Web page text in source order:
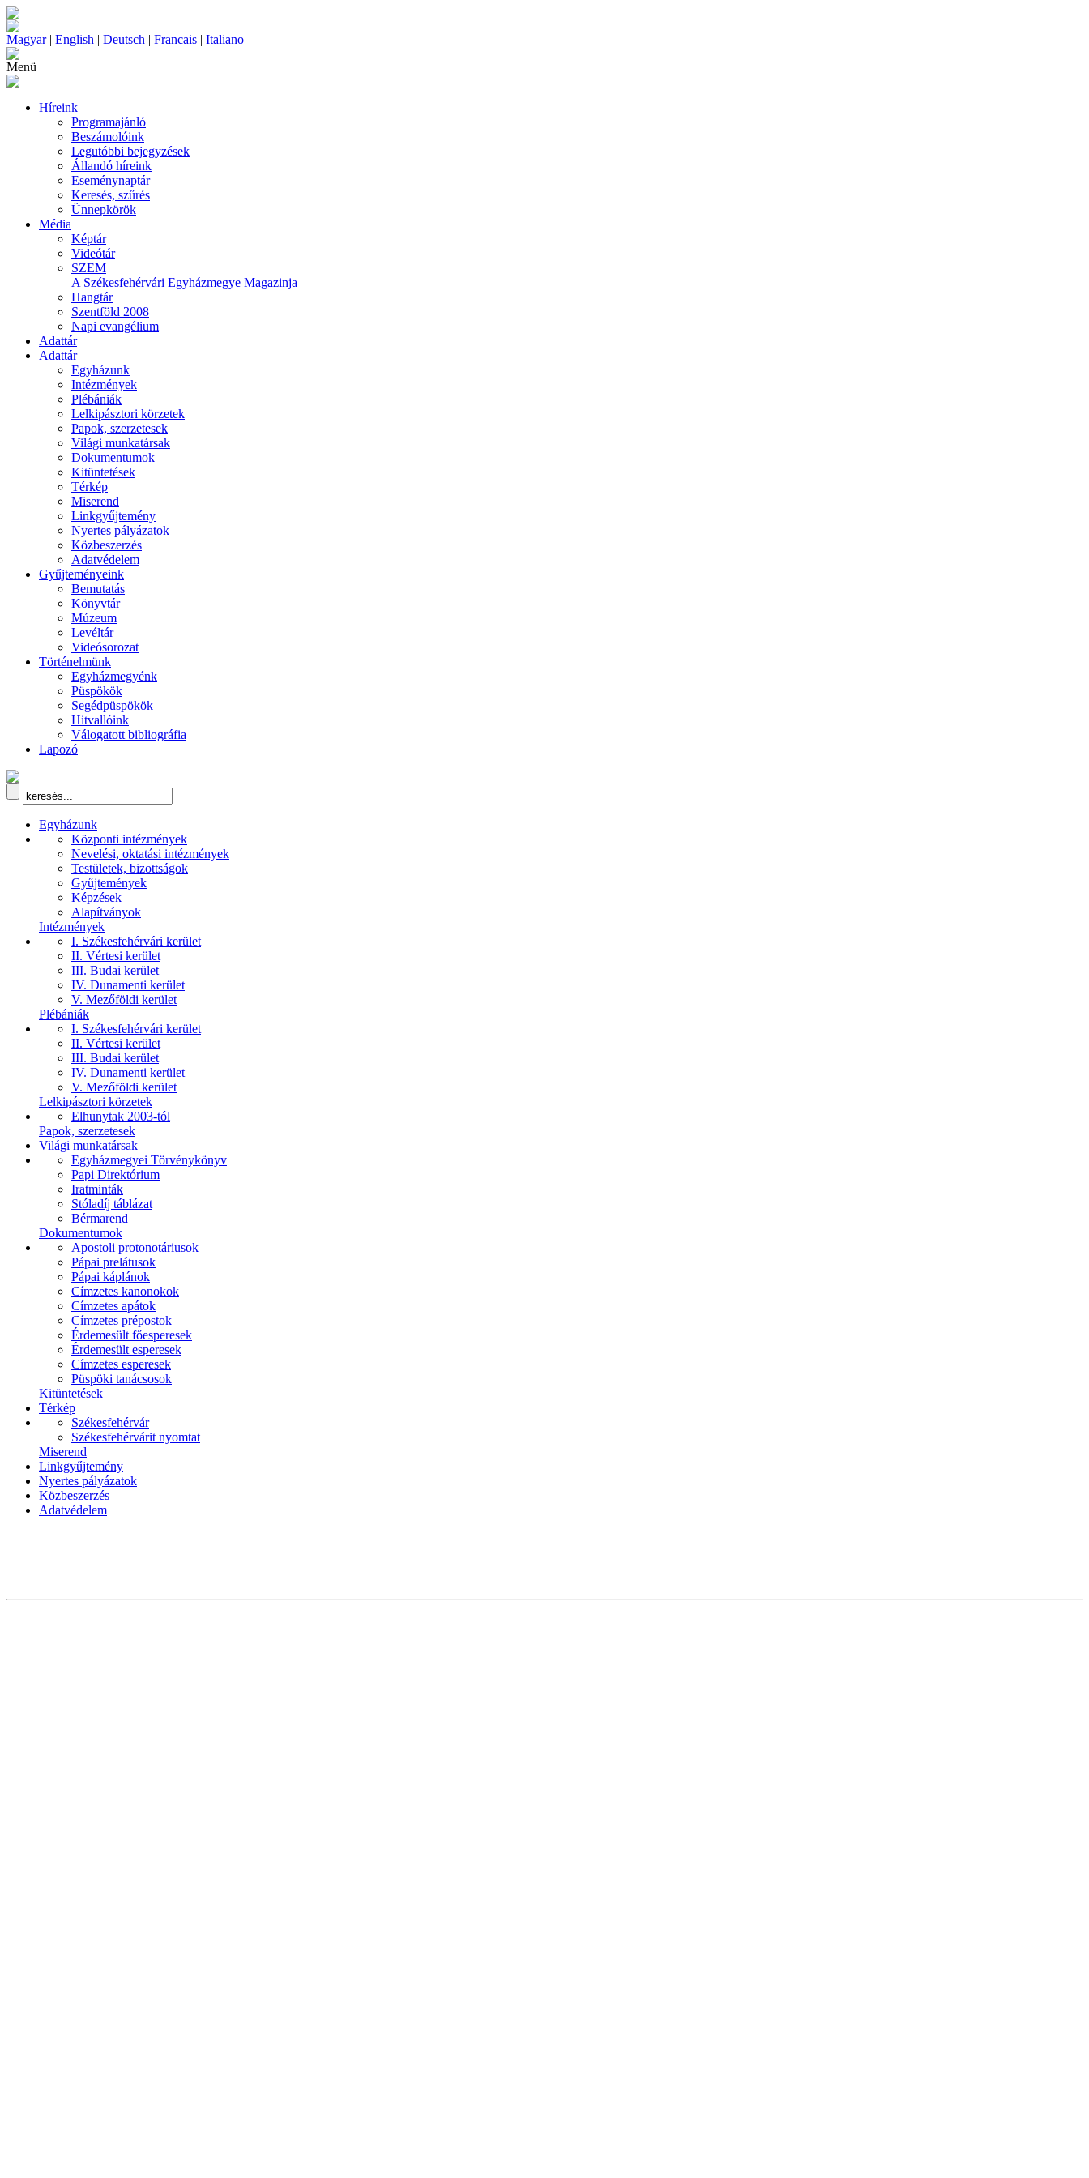
Magyar| English | Deutsch | Francais | Italiano
Menü
Híreink
Programajánló
Beszámolóink
Legutóbbi bejegyzések
Állandó híreink
Eseménynaptár
Keresés, szűrés
Ünnepkörök
Média
Képtár
Videótár
SZEM
A Székesfehérvári Egyházmegye Magazinja
Hangtár
Szentföld 2008
Napi evangélium
Adattár
Adattár
Egyházunk
Intézmények
Plébániák
Lelkipásztori körzetek
Papok, szerzetesek
Világi munkatársak
Dokumentumok
Kitüntetések
Térkép
Miserend
Linkgyűjtemény
Nyertes pályázatok
Közbeszerzés
Adatvédelem
Gyűjteményeink
Bemutatás
Könyvtár
Múzeum
Levéltár
Videósorozat
Történelmünk
Egyházmegyénk
Püspökök
Segédpüspökök
Hitvallóink
Válogatott bibliográfia
Lapozó
Egyházunk
Központi intézmények
Nevelési, oktatási intézmények
Testületek, bizottságok
Gyűjtemények
Képzések
Alapítványok
Intézmények
I. Székesfehérvári kerület
II. Vértesi kerület
III. Budai kerület
IV. Dunamenti kerület
V. Mezőföldi kerület
Plébániák
I. Székesfehérvári kerület
II. Vértesi kerület
III. Budai kerület
IV. Dunamenti kerület
V. Mezőföldi kerület
Lelkipásztori körzetek
Elhunytak 2003-tól
Papok, szerzetesek
Világi munkatársak
Egyházmegyei Törvénykönyv
Papi Direktórium
Iratminták
Stóladíj táblázat
Bérmarend
Dokumentumok
Apostoli protonotáriusok
Pápai prelátusok
Pápai káplánok
Címzetes kanonokok
Címzetes apátok
Címzetes prépostok
Érdemesült főesperesek
Érdemesült esperesek
Címzetes esperesek
Püspöki tanácsosok
Kitüntetések
Térkép
Székesfehérvár
Székesfehérvárit nyomtat
Miserend
Linkgyűjtemény
Nyertes pályázatok
Közbeszerzés
Adatvédelem